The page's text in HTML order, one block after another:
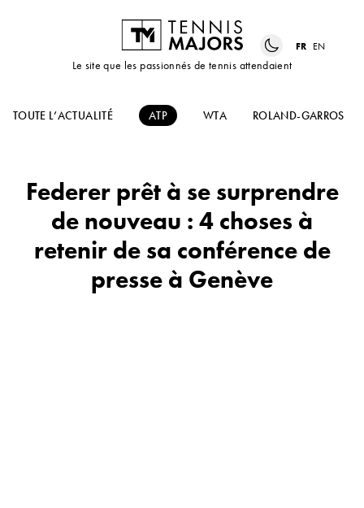
Le site que les passionnés de tennis attendaient
FR EN
TOUTE L’ACTUALITÉ ATP WTA ROLAND-GARROS
Federer prêt à se surprendre
de nouveau : 4 choses à
retenir de sa conférence de
presse à Genève